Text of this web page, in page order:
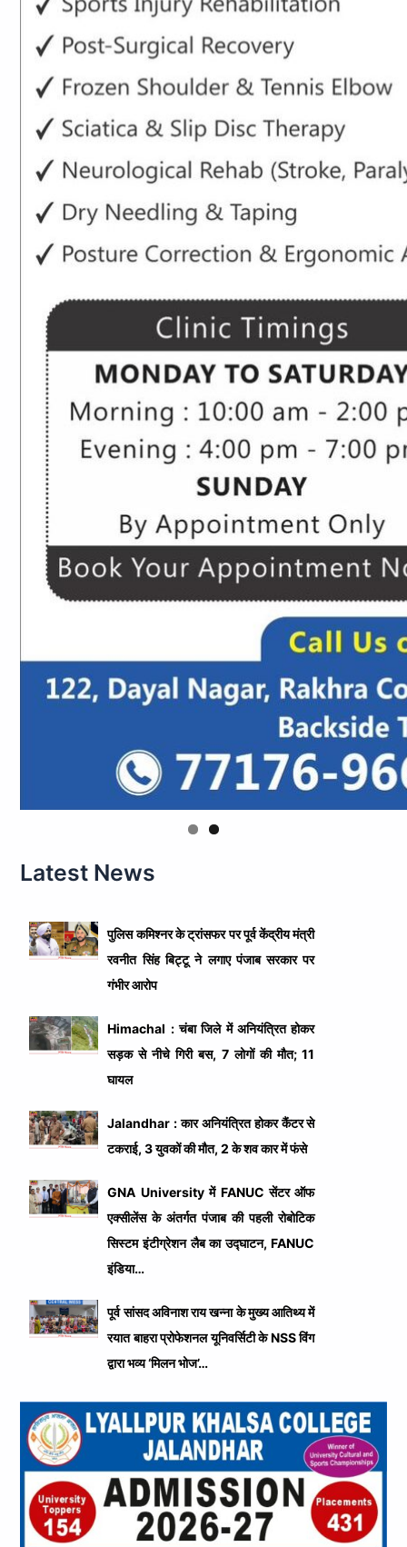
Latest News
पुलिस कमिश्नर के ट्रांसफर पर पूर्व केंद्रीय मंत्री
रवनीत सिंह बिट्टू ने लगाए पंजाब सरकार पर
गंभीर आरोप
Himachal : चंबा जिले में अनियंत्रित होकर
सड़क से नीचे गिरी बस, 7 लोगों की मौत; 11
घायल
Jalandhar : कार अनियंत्रित होकर कैंटर से
टकराई, 3 युवकों की मौत, 2 के शव कार में फंसे
GNA University में FANUC सेंटर ऑफ
एक्सीलेंस के अंतर्गत पंजाब की पहली रोबोटिक
सिस्टम इंटीग्रेशन लैब का उद्घाटन, FANUC
इंडिया…
पूर्व सांसद अविनाश राय खन्ना के मुख्य आतिथ्य में
रयात बाहरा प्रोफेशनल यूनिवर्सिटी के NSS विंग
द्वारा भव्य ‘मिलन भोज’…